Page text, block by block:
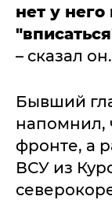
нет у
– сказал он.
Бывший
напомнил,
фронте, а
ВСУ из